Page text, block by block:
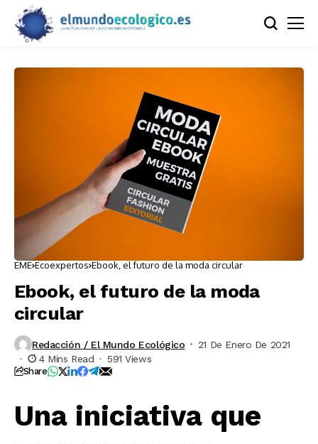
EME Ecoexpertos Ebook, el futuro de la moda circular
Ebook, el futuro de la moda
circular
Redacción / El Mundo Ecológico
21 De Enero De 2021
4 Mins Read
591 Views
Share
Una iniciativa que